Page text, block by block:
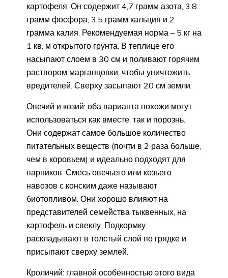
картофеля. Он содержит 4,7 грамм азота, 3,8
грамм фосфора, 3,5 грамм кальция и 2
грамма калия. Рекомендуемая норма – 5 кг на
1 кв. м открытого грунта. В теплице его
насыпают слоем в 30 см и поливают горячим
раствором марганцовки, чтобы уничтожить
вредителей. Сверху засыпают 20 см земли.
Овечий и козий: оба варианта похожи могут
использоваться как вместе, так и порознь.
Они содержат самое большое количество
питательных веществ (почти в 2 раза больше,
чем в коровьем) и идеально подходят для
парников. Смесь овечьего или козьего
навозов с конским даже называют
биотопливом. Они хорошо влияют на
представителей семейства тыквенных, на
картофель и свеклу. Подкормку
раскладывают в толстый слой по грядке и
присыпают сверху землей.
Кроличий: главной особенностью этого вида